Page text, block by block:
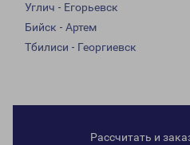
Углич - Егорьевск
Бийск - Артем
Тбилиси - Георгиевск
Рассчитать и